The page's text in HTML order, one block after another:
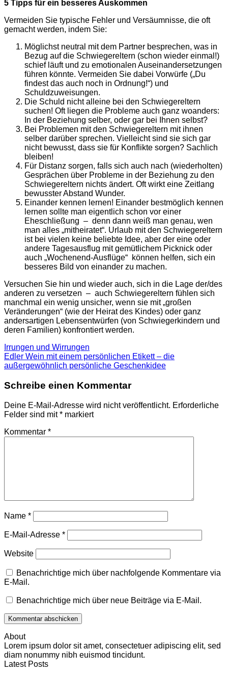
5 Tipps für ein besseres Auskommen
Vermeiden Sie typische Fehler und Versäumnisse, die oft
gemacht werden, indem Sie:
Möglichst neutral mit dem Partner besprechen, was in
Bezug auf die Schwiegereltern (schon wieder einmal!)
schief läuft und zu emotionalen Auseinandersetzungen
führen könnte. Vermeiden Sie dabei Vorwürfe („Du
findest das auch noch in Ordnung!“) und
Schuldzuweisungen.
Die Schuld nicht alleine bei den Schwiegereltern
suchen! Oft liegen die Probleme auch ganz woanders:
In der Beziehung selber, oder gar bei Ihnen selbst?
Bei Problemen mit den Schwiegereltern mit ihnen
selber darüber sprechen. Vielleicht sind sie sich gar
nicht bewusst, dass sie für Konflikte sorgen? Sachlich
bleiben!
Für Distanz sorgen, falls sich auch nach (wiederholten)
Gesprächen über Probleme in der Beziehung zu den
Schwiegereltern nichts ändert. Oft wirkt eine Zeitlang
bewusster Abstand Wunder.
Einander kennen lernen! Einander bestmöglich kennen
lernen sollte man eigentlich schon vor einer
Eheschließung – denn dann weiß man genau, wen
man alles „mitheiratet“. Urlaub mit den Schwiegereltern
ist bei vielen keine beliebte Idee, aber der eine oder
andere Tagesausflug mit gemütlichem Picknick oder
auch „Wochenend-Ausflüge“ können helfen, sich ein
besseres Bild von einander zu machen.
Versuchen Sie hin und wieder auch, sich in die Lage der/des
anderen zu versetzen – auch Schwiegereltern fühlen sich
manchmal ein wenig unsicher, wenn sie mit „großen
Veränderungen“ (wie der Heirat des Kindes) oder ganz
andersartigen Lebensentwürfen (von Schwiegerkindern und
deren Familien) konfrontiert werden.
Irrungen und Wirrungen
Edler Wein mit einem persönlichen Etikett – die
außergewöhnlich persönliche Geschenkidee
Schreibe einen Kommentar
Deine E-Mail-Adresse wird nicht veröffentlicht. Erforderliche
Felder sind mit* markiert
Kommentar *
Name *
E-Mail-Adresse *
Website
Benachrichtige mich über nachfolgende Kommentare via
E-Mail.
Benachrichtige mich über neue Beiträge via E-Mail.
About
Lorem ipsum dolor sit amet, consectetuer adipiscing elit, sed
diam nonummy nibh euismod tincidunt.
Latest Posts